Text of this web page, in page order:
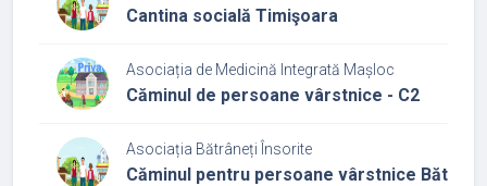
Cantina socială Timişoara
Asociația de Medicină Integrată Mașloc
Căminul de persoane vârstnice - C2
Asociația Bătrâneți Însorite
Căminul pentru persoane vârstnice